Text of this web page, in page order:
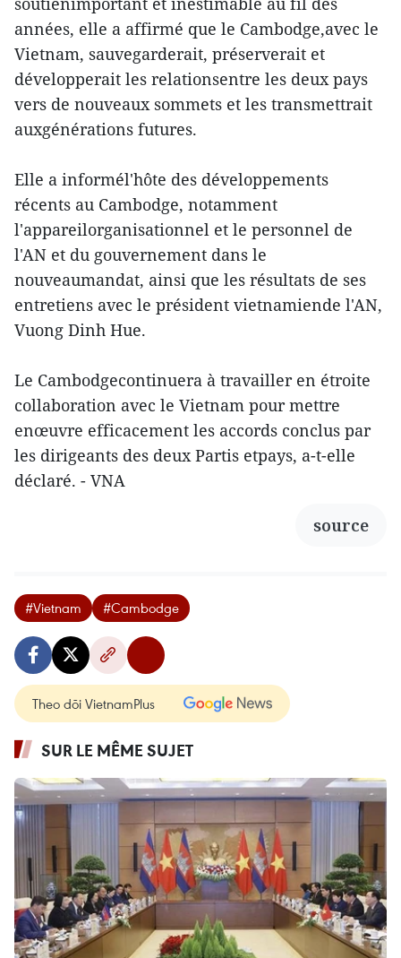
années, elle a affirmé que le Cambodge,avec le
Vietnam, sauvegarderait, préserverait et
développerait les relationsentre les deux pays
vers de nouveaux sommets et les transmettrait
auxgénérations futures.
Elle a informél'hôte des développements
récents au Cambodge, notamment
l'appareilorganisationnel et le personnel de
l'AN et du gouvernement dans le
nouveaumandat, ainsi que les résultats de ses
entretiens avec le président vietnamiende l'AN,
Vuong Dinh Hue.
Le Cambodgecontinuera à travailler en étroite
collaboration avec le Vietnam pour mettre
enœuvre efficacement les accords conclus par
les dirigeants des deux Partis etpays, a-t-elle
déclaré. - VNA
source
#Vietnam #Cambodge
Theo dõi VietnamPlus
SUR LE MÊME SUJET